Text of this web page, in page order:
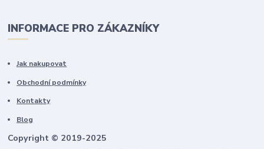
INFORMACE PRO ZÁKAZNÍKY
Jak nakupovat
Obchodní podmínky
Kontakty
Blog
Copyright © 2019-2025